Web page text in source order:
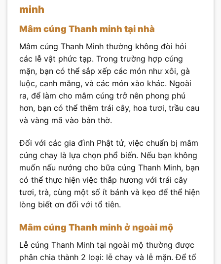
minh
Mâm cúng Thanh minh tại nhà
Mâm cúng Thanh Minh thường không đòi hỏi
các lễ vật phức tạp. Trong trường hợp cúng
mặn, bạn có thể sắp xếp các món như xôi, gà
luộc, canh măng, và các món xào khác. Ngoài
ra, để làm cho mâm cúng trở nên phong phú
hơn, bạn có thể thêm trái cây, hoa tươi, trầu cau
và vàng mã vào bàn thờ.
Đối với các gia đình Phật tử, việc chuẩn bị mâm
cúng chay là lựa chọn phổ biến. Nếu bạn không
muốn nấu nướng cho bữa cúng Thanh Minh, bạn
có thể thực hiện việc thắp hương với trái cây
tươi, trà, cùng một số ít bánh và kẹo để thể hiện
lòng biết ơn đối với tổ tiên.
Mâm cúng Thanh minh ở ngoài mộ
Lễ cúng Thanh Minh tại ngoài mộ thường được
phân chia thành 2 loại: lễ chay và lễ mặn. Để tổ